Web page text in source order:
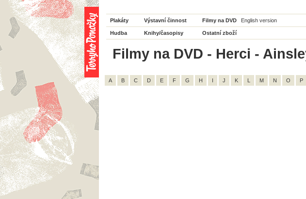
Plakáty Výstavní činnost Filmy na DVD English version
Hudba Knihy/časopisy Ostatní zboží
Filmy na DVD - Herci -
A B C D E F G H I J K L M N O P